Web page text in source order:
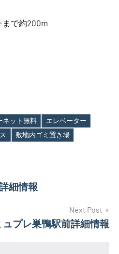
まで約200m
ネット無料
エレベーター
敷地内ゴミ置き場
細情報
Next Post
ュプレ巣鴨駅前詳細情報